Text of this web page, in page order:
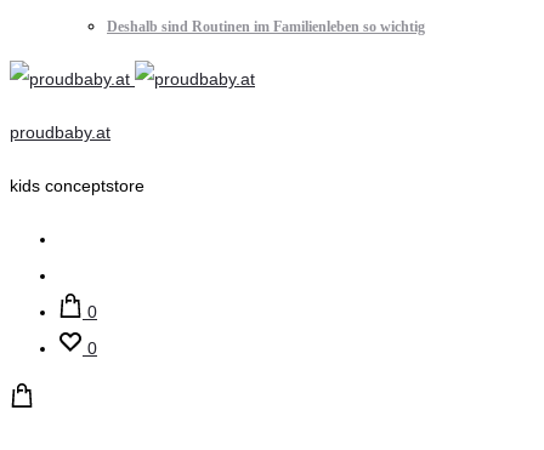
Deshalb sind Routinen im Familienleben so wichtig
proudbaby.at
kids conceptstore
0
0